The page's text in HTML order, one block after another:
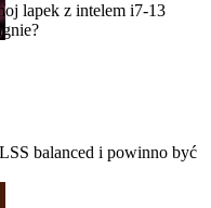
lapek z intelem i7-13
balanced i powinno być